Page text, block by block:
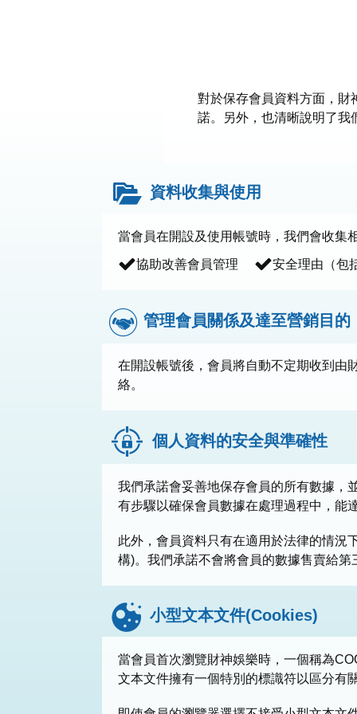
對於保存會員資料方面，財
諾。另外，也清晰說明了我
資料收集與使用
當會員在開設及使用帳號時，我們會收集
協助改善會員管理 安全理由（包
管理會員關係及達至營銷目的
在開設帳號後，會員將自動不定期收到由
絡。
個人資料的安全與準確性
我們承諾會妥善地保存會員的所有數據，
有步驟以確保會員數據在處理過程中，能
此外，會員資料只有在適用於法律的情況
構)。我們承諾不會將會員的數據售賣給第
小型文本文件(Cookies)
當會員首次瀏覽財神娛樂時，一個稱為
文本文件擁有一個特別的標識符以區分有